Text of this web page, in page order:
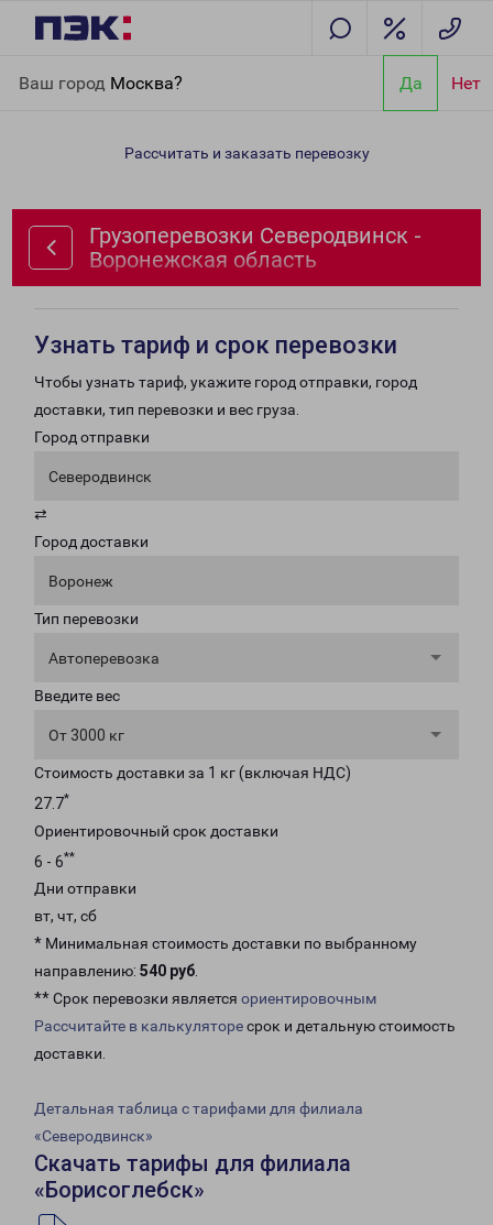
Ваш город Москва? Да Нет
Воронежская область
Рассчитать и заказать перевозку
Грузоперевозки Северодвинск -
Воронежская область
Узнать тариф и срок перевозки
Чтобы узнать тариф, укажите город отправки, город
доставки, тип перевозки и вес груза.
Город отправки
Северодвинск
⇄
Город доставки
Воронеж
Тип перевозки
Автоперевозка
Введите вес
От 3000 кг
Стоимость доставки за 1 кг (включая НДС)
27.7*
Ориентировочный срок доставки
6 - 6**
Дни отправки
вт, чт, сб
* Минимальная стоимость доставки по выбранному
направлению: 540 руб.
** Срок перевозки является ориентировочным
Рассчитайте в калькуляторесрок и детальную стоимость
доставки.
Детальная таблица с тарифами для филиала
«Северодвинск»
Скачать тарифы для филиала
«Борисоглебск»